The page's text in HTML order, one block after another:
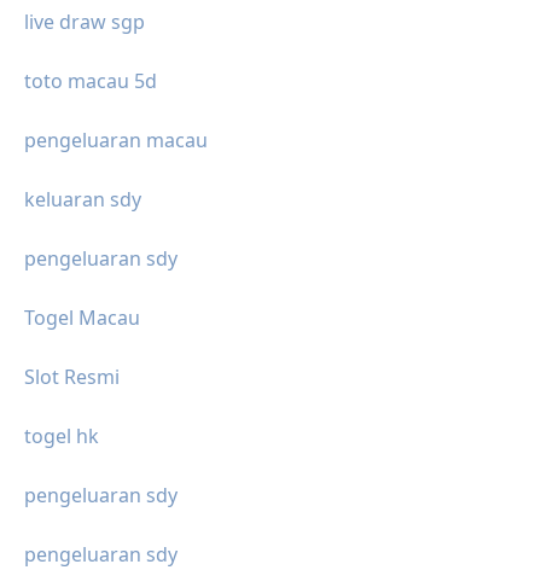
live draw sgp
toto macau 5d
pengeluaran macau
keluaran sdy
pengeluaran sdy
Togel Macau
Slot Resmi
togel hk
pengeluaran sdy
pengeluaran sdy